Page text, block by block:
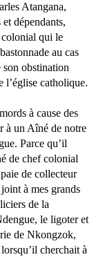
Atangana,
dépendants,
colonial qui le
au cas
obstination
l’église catholique.
à cause des
à un Aîné de notre
Parce qu’il
de chef colonial
de collecteur
à mes grands
de la
le ligoter et
de Nkongzok,
cherchait à